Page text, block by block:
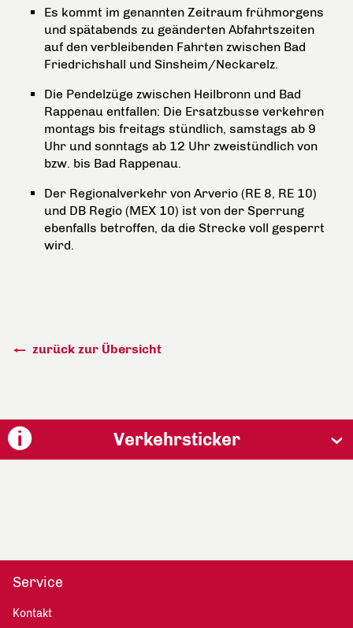
Es kommt im genannten Zeitraum frühmorgens
und spätabends zu geänderten Abfahrtszeiten
auf den verbleibenden Fahrten zwischen Bad
Friedrichshall und Sinsheim/Neckarelz.
Die Pendelzüge zwischen Heilbronn und Bad
Rappenau entfallen: Die Ersatzbusse verkehren
montags bis freitags stündlich, samstags ab 9
Uhr und sonntags ab 12 Uhr zweistündlich von
bzw. bis Bad Rappenau.
Der Regionalverkehr von Arverio (RE 8, RE 10)
und DB Regio (MEX 10) ist von der Sperrung
ebenfalls betroffen, da die Strecke voll gesperrt
wird.
zurück zur Übersicht
Verkehrsticker
Service
Kontakt